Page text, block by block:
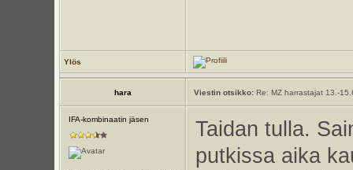
Ylös
hara Viestin otsikko:Re: MZ harrastajat 13.-
IFA-kombinaatin jäsen
Taidan tulla.
putkissa aika